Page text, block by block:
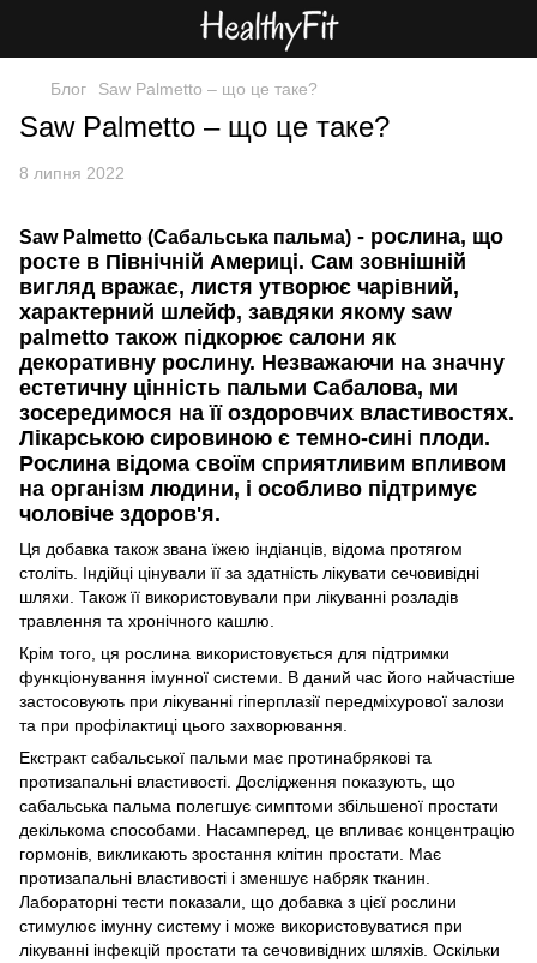
Блог Saw Palmetto – що це таке?
Saw Palmetto – що це таке?
8 липня 2022
Saw Palmetto (Сабальська пальма) - рослина, що
росте в Північній Америці. Сам зовнішній
вигляд вражає, листя утворює чарівний,
характерний шлейф, завдяки якому saw
palmetto також підкорює салони як
декоративну рослину. Незважаючи на значну
естетичну цінність пальми Сабалова, ми
зосередимося на її оздоровчих властивостях.
Лікарською сировиною є темно-сині плоди.
Рослина відома своїм сприятливим впливом
на організм людини, і особливо підтримує
чоловіче здоров'я.
Ця добавка також звана їжею індіанців, відома протягом
століть. Індійці цінували її за здатність лікувати сечовивідні
шляхи. Також її використовували при лікуванні розладів
травлення та хронічного кашлю.
Крім того, ця рослина використовується для підтримки
функціонування імунної системи. В даний час його найчастіше
застосовують при лікуванні гіперплазії передміхурової залози
та при профілактиці цього захворювання.
Екстракт сабальської пальми має протинабрякові та
протизапальні властивості. Дослідження показують, що
сабальська пальма полегшує симптоми збільшеної простати
декількома способами. Насамперед, це впливає концентрацію
гормонів, викликають зростання клітин простати. Має
протизапальні властивості і зменшує набряк тканин.
Лабораторні тести показали, що добавка з цієї рослини
стимулює імунну систему і може використовуватися при
лікуванні інфекцій простати та сечовивідних шляхів. Оскільки